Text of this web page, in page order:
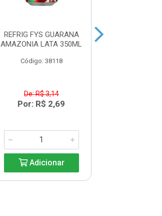
REFRIG FYS GUARANA
AMAZONIA LATA 350ML
Código: 38118
De: R$ 3,14
Por: R$ 2,69
Adicionar